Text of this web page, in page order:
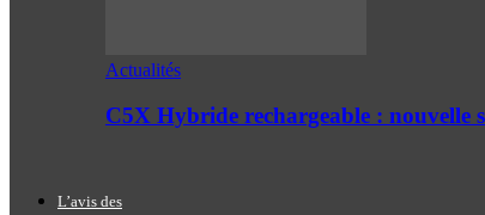
Actualités
C5X Hybride rechargeable : nouvelle
L’avis des